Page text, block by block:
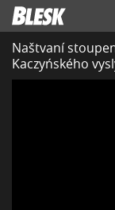
Naštvaní
Kaczyńského